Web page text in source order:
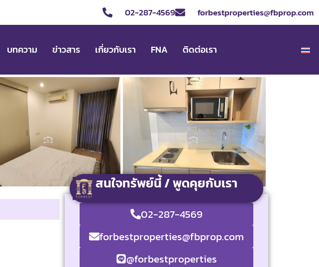
02-287-4569 forbestproperties@fbprop.com
บทความ ข่าวสาร เกี่ยวกับเรา FNA ติดต่อเรา
สนใจทรัพย์นี้ / พูดคุยกับเรา
02-287-4569
forbestproperties@fbprop.com
@forbestproperties